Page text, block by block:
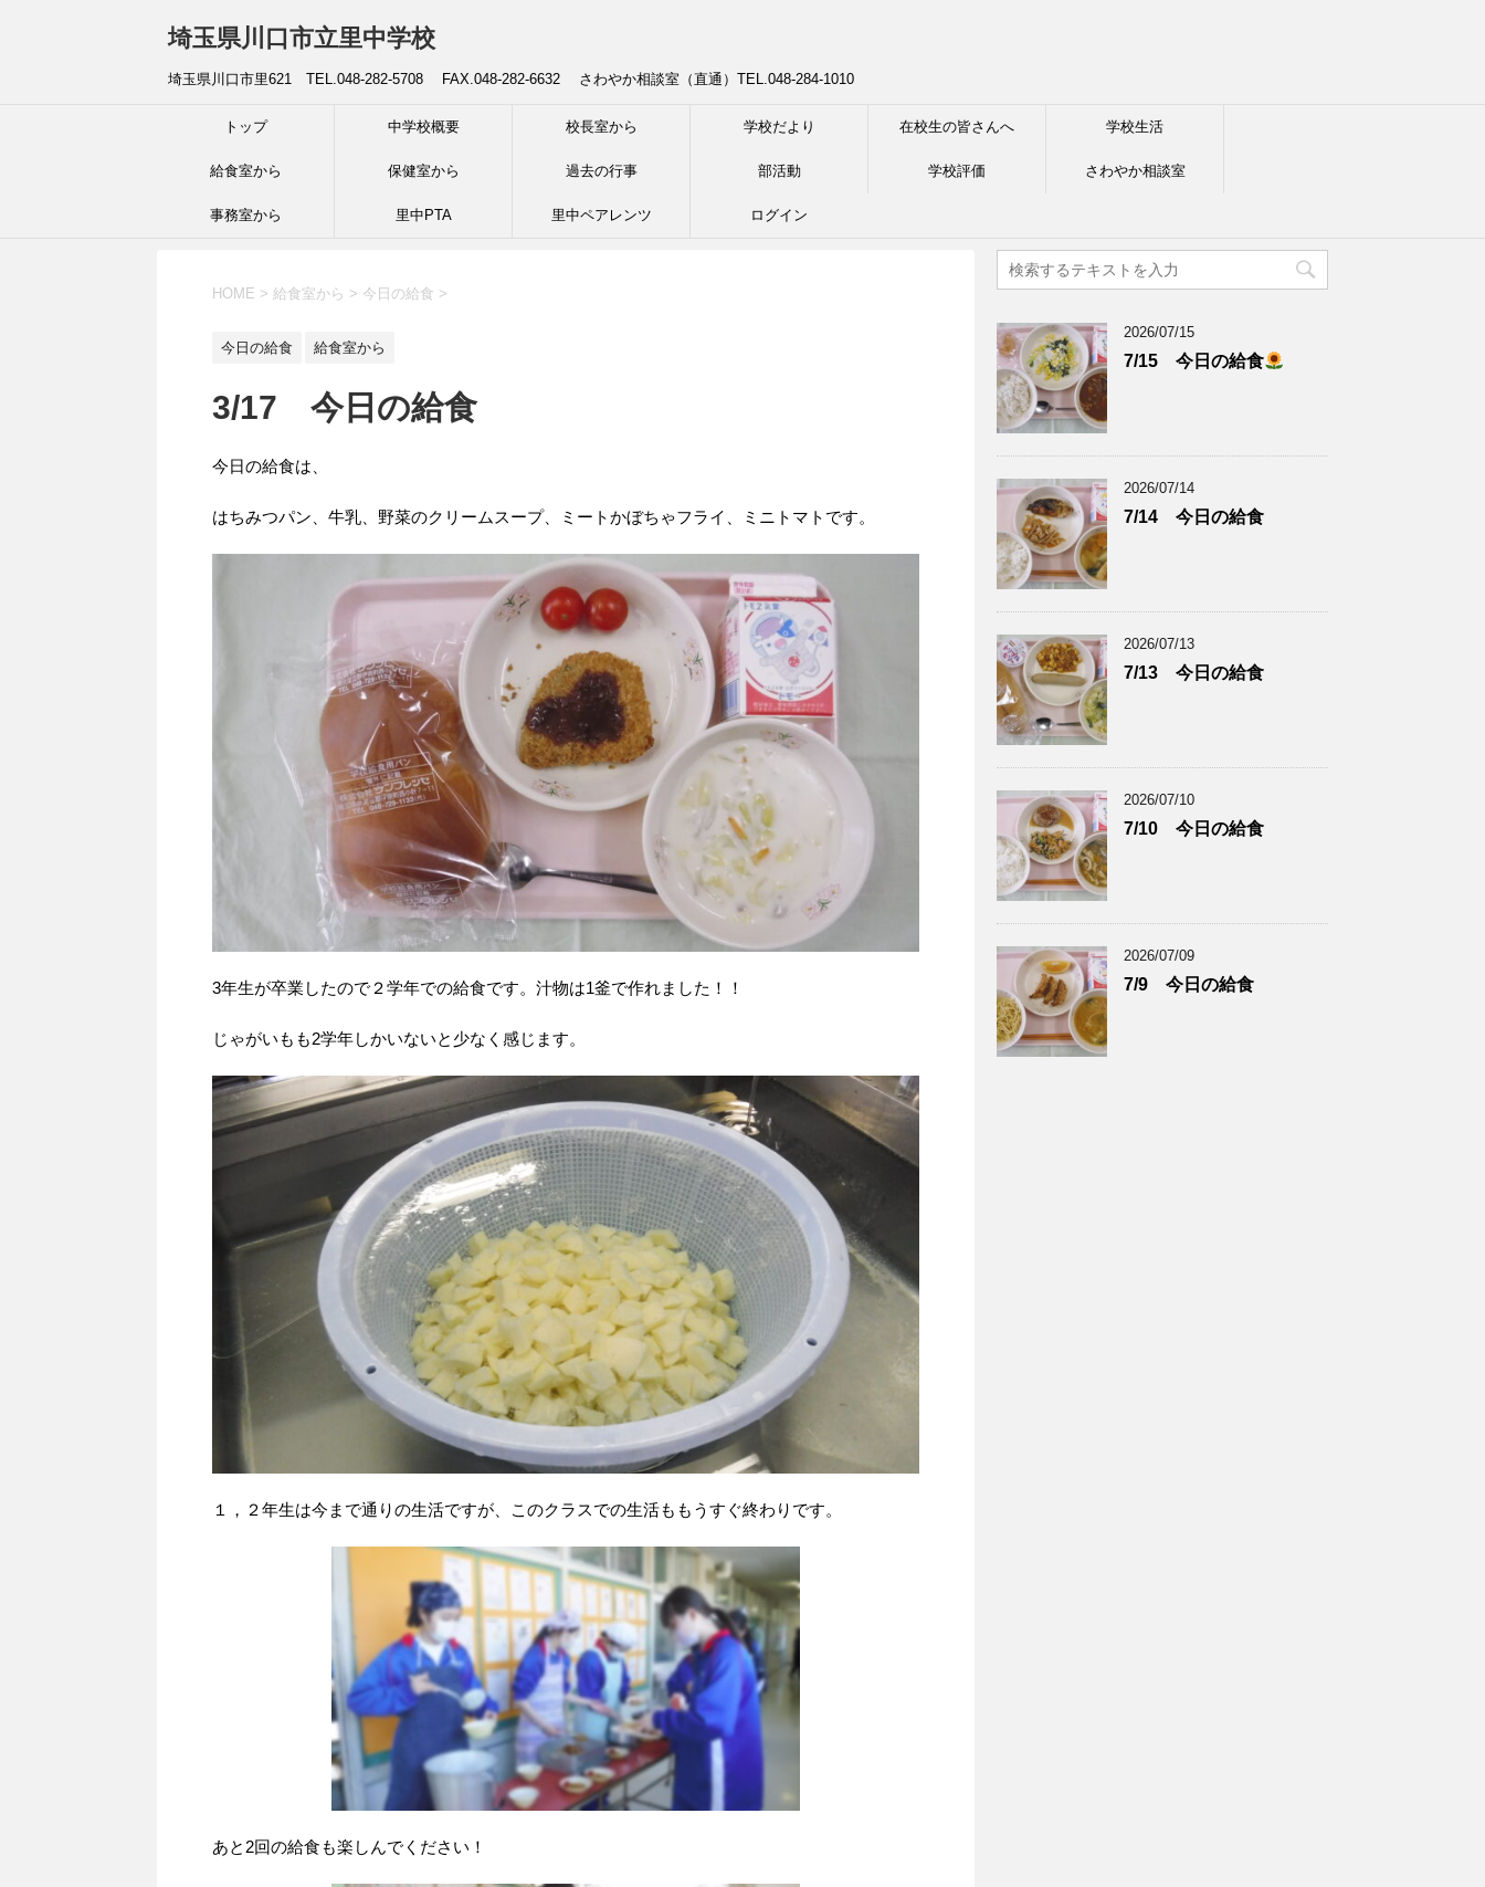
埼玉県川口市立里中学校
埼玉県川口市里621 TEL.048-282-5708 FAX.048-282-6632 さわやか相談室（直通）TEL.048-284-1010
トップ 中学校概要 校長室から 学校だより 在校生の皆さんへ 学校生活
給食室から 保健室から 過去の行事 部活動 学校評価 さわやか相談室
事務室から 里中PTA 里中ペアレンツ ログイン
HOME > 給食室から > 今日の給食 >
今日の給食 給食室から
3/17 今日の給食
今日の給食は、
はちみつパン、牛乳、野菜のクリームスープ、ミートかぼちゃフライ、ミニトマトです。
3年生が卒業したので２学年での給食です。汁物は1釜で作れました！！
じゃがいもも2学年しかいないと少なく感じます。
１，２年生は今まで通りの生活ですが、このクラスでの生活ももうすぐ終わりです。
あと2回の給食も楽しんでください！
2026/07/15
7/15 今日の給食
2026/07/14
7/14 今日の給食
2026/07/13
7/13 今日の給食
2026/07/10
7/10 今日の給食
2026/07/09
7/9 今日の給食